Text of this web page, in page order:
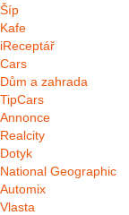
Šíp
Kafe
iReceptář
Cars
Dům a zahrada
TipCars
Annonce
Realcity
Dotyk
National Geographic
Automix
Vlasta